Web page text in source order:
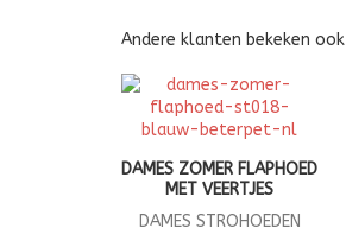
Andere klanten bekeken ook
DAMES ZOMER FLAPHOED
MET VEERTJES
DAMES STROHOEDEN